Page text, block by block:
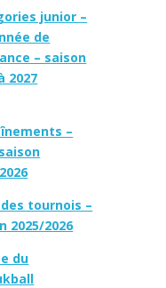
junior –
de
– saison
2027
–
tournois –
2025/2026
du